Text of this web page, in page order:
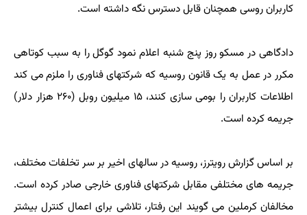
کاربران روسی همچنان قابل دسترس نگه داشته است.
دادگاهی در مسکو روز پنج شنبه اعلام نمود گوگل را به سبب کوتاهی
مکرر در عمل به یک قانون روسیه که شرکتهای فناوری را ملزم می کند
اطلاعات کاربران را بومی سازی کنند، ۱۵ میلیون روبل (۲۶۰ هزار دلار)
جریمه کرده است.
بر اساس گزارش رویترز، روسیه در سالهای اخیر بر سر تخلفات مختلف،
جریمه های مختلفی مقابل شرکتهای فناوری خارجی صادر کرده است.
مخالفان کرملین می گویند این رفتار، تلاشی برای اعمال کنترل بیشتر